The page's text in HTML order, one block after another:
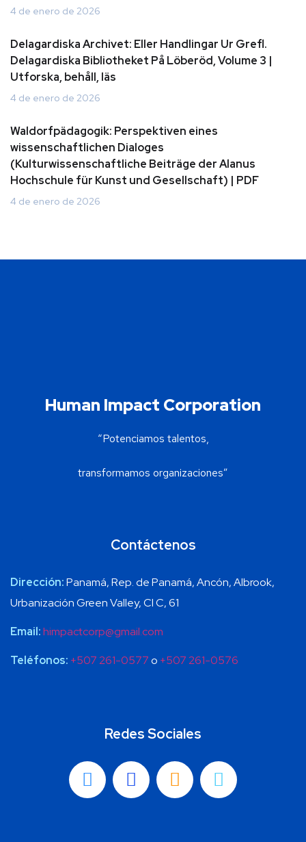
4 de enero de 2026
Delagardiska Archivet: Eller Handlingar Ur Grefl.
Delagardiska Bibliotheket På Löberöd, Volume 3 |
Utforska, behåll, läs
4 de enero de 2026
Waldorfpädagogik: Perspektiven eines
wissenschaftlichen Dialoges
(Kulturwissenschaftliche Beiträge der Alanus
Hochschule für Kunst und Gesellschaft) | PDF
4 de enero de 2026
Human Impact Corporation
“Potenciamos talentos,
transformamos organizaciones”
Contáctenos
Dirección:Panamá, Rep. de Panamá, Ancón, Albrook,
Urbanización Green Valley, Cl C, 61
Email:himpactcorp@gmail.com
Teléfonos: +507 261-0577o +507 261-0576
Redes Sociales